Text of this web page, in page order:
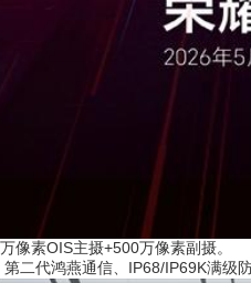
素OIS主摄+500万像素副摄。
代鸿燕通信、IP68/IP69K满级防